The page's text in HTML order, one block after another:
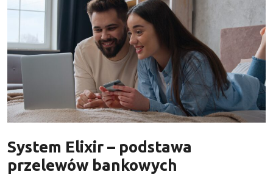
System Elixir – podstawa
przelewów bankowych